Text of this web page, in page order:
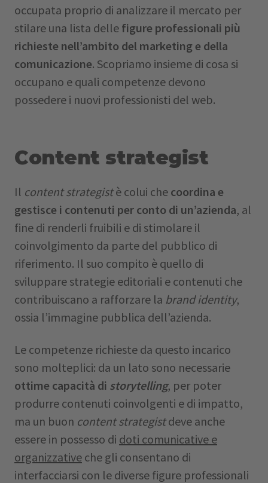
occupata proprio di analizzare il mercato per
stilare una lista delle figure professionali più
richieste nell’ambito del marketing e della
comunicazione. Scopriamo insieme di cosa si
occupano e quali competenze devono
possedere i nuovi professionisti del web.
Content strategist
Il content strategistè colui che coordina e
gestisce i contenuti per conto di un’azienda, al
fine di renderli fruibili e di stimolare il
coinvolgimento da parte del pubblico di
riferimento. Il suo compito è quello di
sviluppare strategie editoriali e contenuti che
contribuiscano a rafforzare la brand identity,
ossia l’immagine pubblica dell’azienda.
Le competenze richieste da questo incarico
sono molteplici: da un lato sono necessarie
ottime capacità di storytelling, per poter
produrre contenuti coinvolgenti e di impatto,
ma un buon content strategistdeve anche
essere in possesso di doti comunicative e
organizzative che gli consentano di
interfacciarsi con le diverse figure professionali